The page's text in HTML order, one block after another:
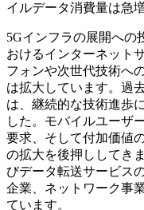
イルデータ消費量は急
5Gインフラの展開への
おけるインターネット
フォンや次世代技術へ
は拡大しています。過
は、継続的な技術進歩
した。モバイルユーザ
要求、そして付加価値
の拡大を後押ししてき
びデータ転送サービス
企業、ネットワーク事
ています。